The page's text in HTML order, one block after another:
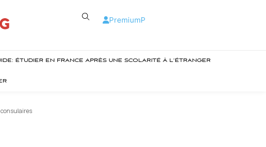
PremiumP
ÉTUDIER EN FRANCE APRÈS UNE SCOLARITÉ À L’ÉTRANGER